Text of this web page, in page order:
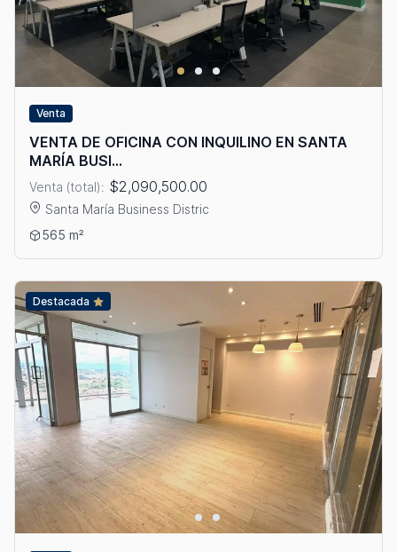
Venta
VENTA DE OFICINA CON INQUILINO EN SANTA
MARÍA BUSI...
Venta (total): $2,090,500.00
Santa María Business Distric
Ver detalles: VENTA DE OFICINA CON INQUILINO EN SANTA
565 m²
Destacada